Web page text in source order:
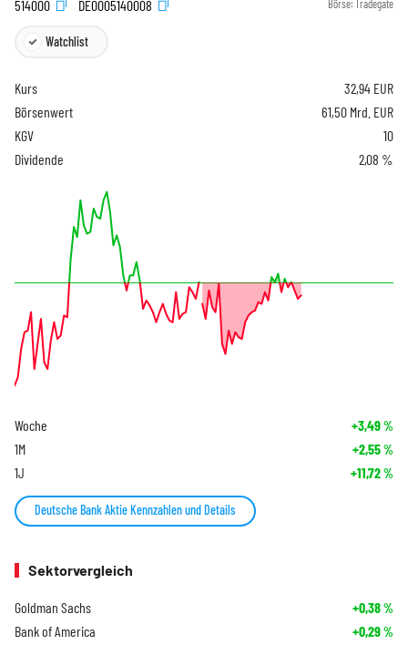
514000 DE0005140008 Börse: Tradegate
Watchlist
Kurs 32,94 EUR
Börsenwert
61,50 Mrd. EUR
KGV
10
Dividende
2,08 %
Woche +3,49%
1M +2,55%
1J +11,72%
Deutsche Bank Aktie Kennzahlen und Details
Sektorvergleich
Goldman Sachs +0,38%
Bank of America +0,29%